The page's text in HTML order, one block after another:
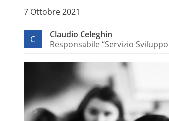
7 Ottobre 2021
C
Claudio Celeghin
Responsabile “Servizio